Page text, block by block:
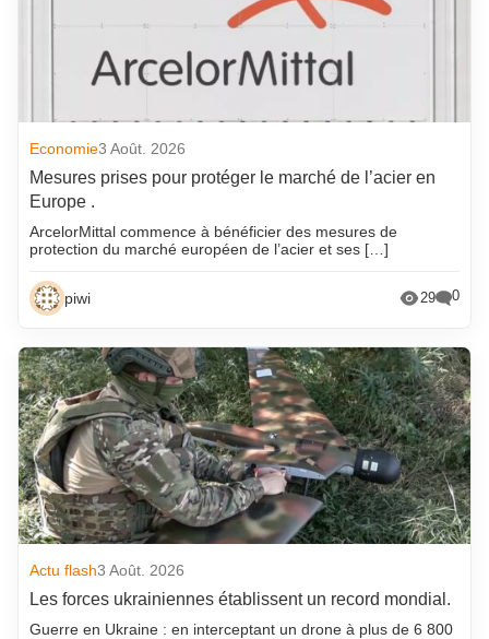
Economie3 Août. 2026
Mesures prises pour protéger le marché de l’acier en
Europe .
ArcelorMittal commence à bénéficier des mesures de
protection du marché européen de l’acier et ses […]
piwi 29 0
Actu flash3 Août. 2026
Les forces ukrainiennes établissent un record mondial.
Guerre en Ukraine : en interceptant un drone à plus de 6 800